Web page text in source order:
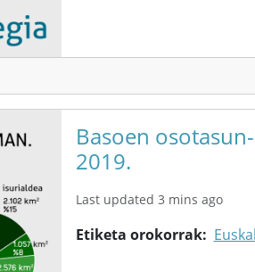
Basoen
2019.
Last updated 3 mins ago
Etiketa orokorrak